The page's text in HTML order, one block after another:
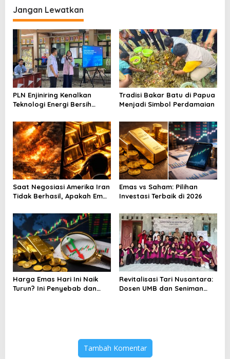
s
Jangan Lewatkan
PLN Enjiniring Kenalkan
Teknologi Energi Bersih
Tradisi Bakar Batu di Papua
Menjadi Simbol Perdamaian
Saat Negosiasi Amerika Iran
Tidak Berhasil, Apakah Emas
Emas vs Saham: Pilihan
Investasi Terbaik di 2026
Harga Emas Hari Ini Naik
Turun? Ini Penyebab dan
Revitalisasi Tari Nusantara:
Dosen UMB dan Seniman
Tambah Komentar